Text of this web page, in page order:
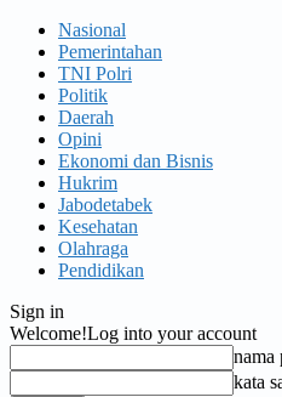
Nasional
Pemerintahan
TNI Polri
Politik
Daerah
Opini
Ekonomi dan Bisnis
Hukrim
Jabodetabek
Kesehatan
Olahraga
Pendidikan
Sign in
Welcome!Log into your account
nama
kata